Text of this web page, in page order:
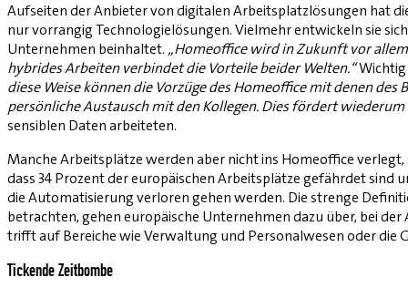
Aufseiten der Anbieter von digitalen Arbeitsplatzlösungen hat
nur vorrangig Technologielösungen. Vielmehr entwickeln sie
Unternehmen beinhaltet. „Homeoffice wird in Zukunft vor
hybrides Arbeiten verbindet die Vorteile beider Welten.“Wichtig
diese Weise können die Vorzüge des Homeoffice mit denen
persönliche Austausch mit den Kollegen. Dies fördert wiederum
sensiblen Daten arbeiteten.
Manche Arbeitsplätze werden aber nicht ins Homeoffice
dass 34 Prozent der europäischen Arbeitsplätze gefährdet sind
die Automatisierung verloren gehen werden. Die strenge
betrachten, gehen europäische Unternehmen dazu über, bei
trifft auf Bereiche wie Verwaltung und Personalwesen oder
Tickende Zeitbombe